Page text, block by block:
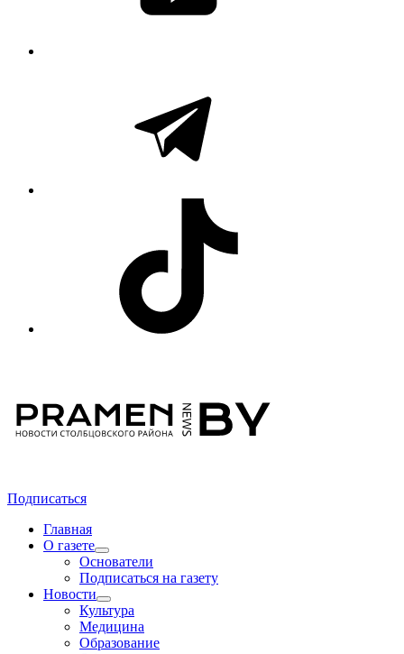
Подписаться
Главная
О газете
Основатели
Подписаться на газету
Новости
Культура
Медицина
Образование